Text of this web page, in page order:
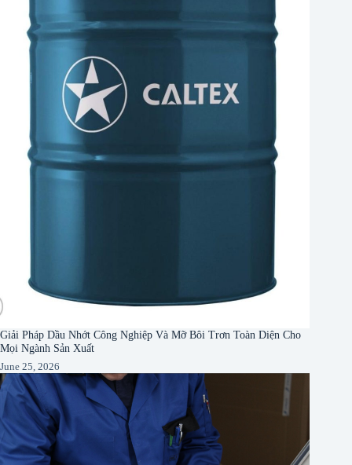
Giải Pháp Dầu Nhớt Công Nghiệp Và Mỡ Bôi Trơn Toàn Diện Cho
Mọi Ngành Sản Xuất
June 25, 2026